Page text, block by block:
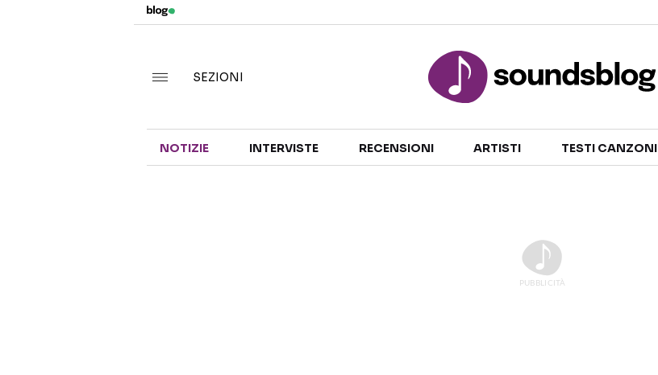
TALENT SHOW
SEZIONI
NOTIZIE INTERVISTE RECENSIONI ARTISTI TESTI CANZONI